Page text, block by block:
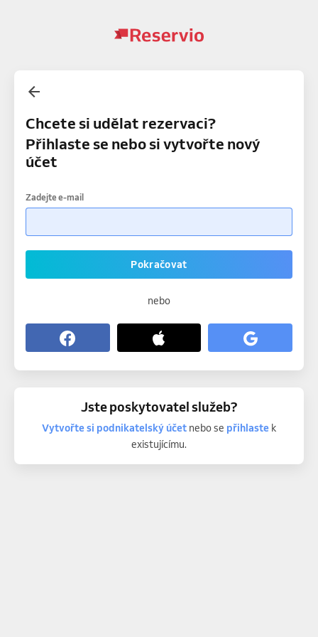
Chcete si udělat rezervaci?
Přihlaste se nebo si vytvořte nový
účet
Zadejte e-mail
Pokračovat
nebo
Jste poskytovatel služeb?
Vytvořte si podnikatelský účetnebo se přihlastek
existujícímu.